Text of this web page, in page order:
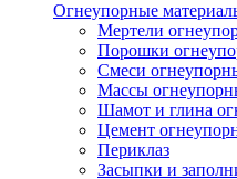
Огнеупорные
Мертели
Порошки
Смеси
Массы
Шамот и глина
Цемент
Периклаз
Засыпки и